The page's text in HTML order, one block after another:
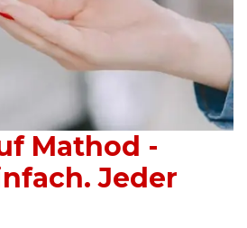
Mathod -
Jeder